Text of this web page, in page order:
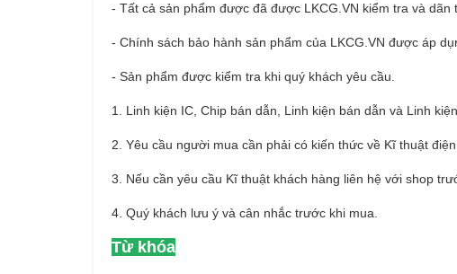
- Tất cả sản phẩm được đã được LKCG.VN kiểm tra và dãn
- Chính sách bảo hành sản phẩm của LKCG.VN được áp
- Sản phẩm được kiểm tra khi quý khách yêu cầu.
1. Linh kiện IC, Chip bán dẫn, Linh kiện bán dẫn và Linh
2. Yêu cầu người mua cần phải có kiến thức về Kĩ thuật điện
3. Nếu cần yêu cầu Kĩ thuật khách hàng liên hệ với shop
4. Quý khách lưu ý và cân nhắc trước khi mua.
Từ khóa